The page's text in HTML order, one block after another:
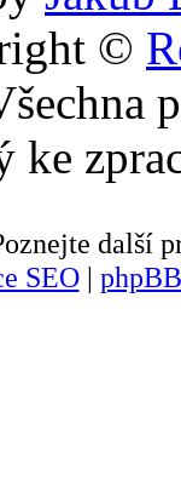
©
ke
další
SEO|